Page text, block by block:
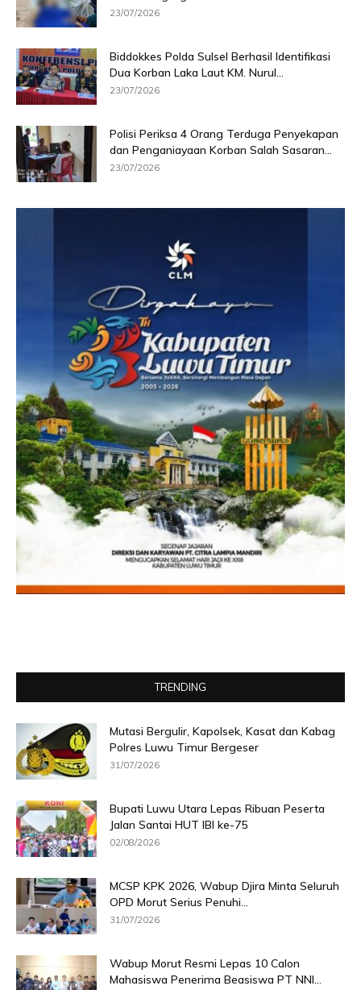
23/07/2026
Biddokkes Polda Sulsel Berhasil Identifikasi
Dua Korban Laka Laut KM. Nurul...
23/07/2026
Polisi Periksa 4 Orang Terduga Penyekapan
dan Penganiayaan Korban Salah Sasaran...
23/07/2026
TRENDING
Mutasi Bergulir, Kapolsek, Kasat dan Kabag
Polres Luwu Timur Bergeser
31/07/2026
Bupati Luwu Utara Lepas Ribuan Peserta
Jalan Santai HUT IBI ke-75
02/08/2026
MCSP KPK 2026, Wabup Djira Minta Seluruh
OPD Morut Serius Penuhi...
31/07/2026
Wabup Morut Resmi Lepas 10 Calon
Mahasiswa Penerima Beasiswa PT NNI...